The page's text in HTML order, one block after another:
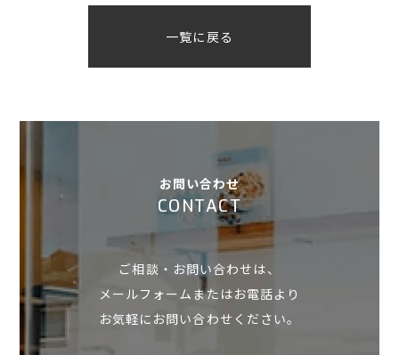
一覧に戻る
お問い合わせ
CONTACT
ご相談・お問い合わせは、
メールフォームまたはお電話より
お気軽にお問い合わせください。